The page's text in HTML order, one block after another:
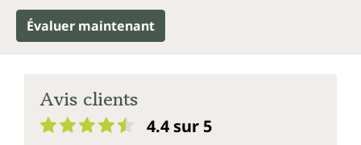
Évaluer maintenant
Avis clients
4.4 sur 5